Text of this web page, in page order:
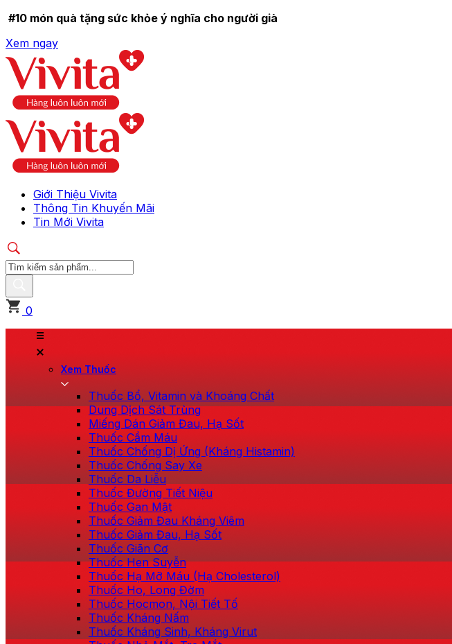
#10 món quà tặng sức khỏe ý nghĩa cho người già
Xem ngay
Giới Thiệu Vivita
Thông Tin Khuyến Mãi
Tin Mới Vivita
0
Xem Thuốc
Thuốc Bổ, Vitamin và Khoáng Chất
Dung Dịch Sát Trùng
Miếng Dán Giảm Đau, Hạ Sốt
Thuốc Cầm Máu
Thuốc Chống Dị Ứng (Kháng Histamin)
Thuốc Chống Say Xe
Thuốc Da Liễu
Thuốc Đường Tiết Niệu
Thuốc Gan Mật
Thuốc Giảm Đau Kháng Viêm
Thuốc Giảm Đau, Hạ Sốt
Thuốc Giãn Cơ
Thuốc Hen Suyễn
Thuốc Hạ Mỡ Máu (Hạ Cholesterol)
Thuốc Ho, Long Đờm
Thuốc Hocmon, Nội Tiết Tố
Thuốc Kháng Nấm
Thuốc Kháng Sinh, Kháng Virut